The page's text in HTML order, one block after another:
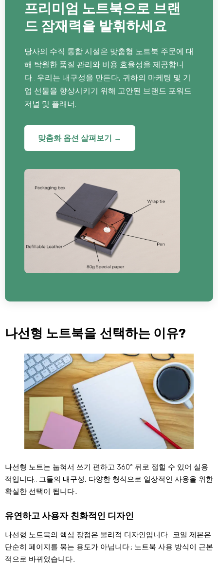
프리미엄 노트북으로 브랜
드 잠재력을 발휘하세요
당사의 수직 통합 시설은 맞춤형 노트북 주문에 대
해 탁월한 품질 관리와 비용 효율성을 제공합니
다.. 우리는 내구성을 만든다, 귀하의 마케팅 및 기
업 선물을 향상시키기 위해 고안된 브랜드 포워드
저널 및 플래너.
맞춤화 옵션 살펴보기 →
나선형 노트북을 선택하는 이유?
나선형 노트는 눕혀서 쓰기 편하고 360° 뒤로 접힐 수 있어 실용
적입니다.. 그들의 내구성, 다양한 형식으로 일상적인 사용을 위한
확실한 선택이 됩니다..
유연하고 사용자 친화적인 디자인
나선형 노트북의 핵심 장점은 물리적 디자인입니다.. 코일 제본은
단순히 페이지를 묶는 용도가 아닙니다.; 노트북 사용 방식이 근본
적으로 바뀌었습니다..